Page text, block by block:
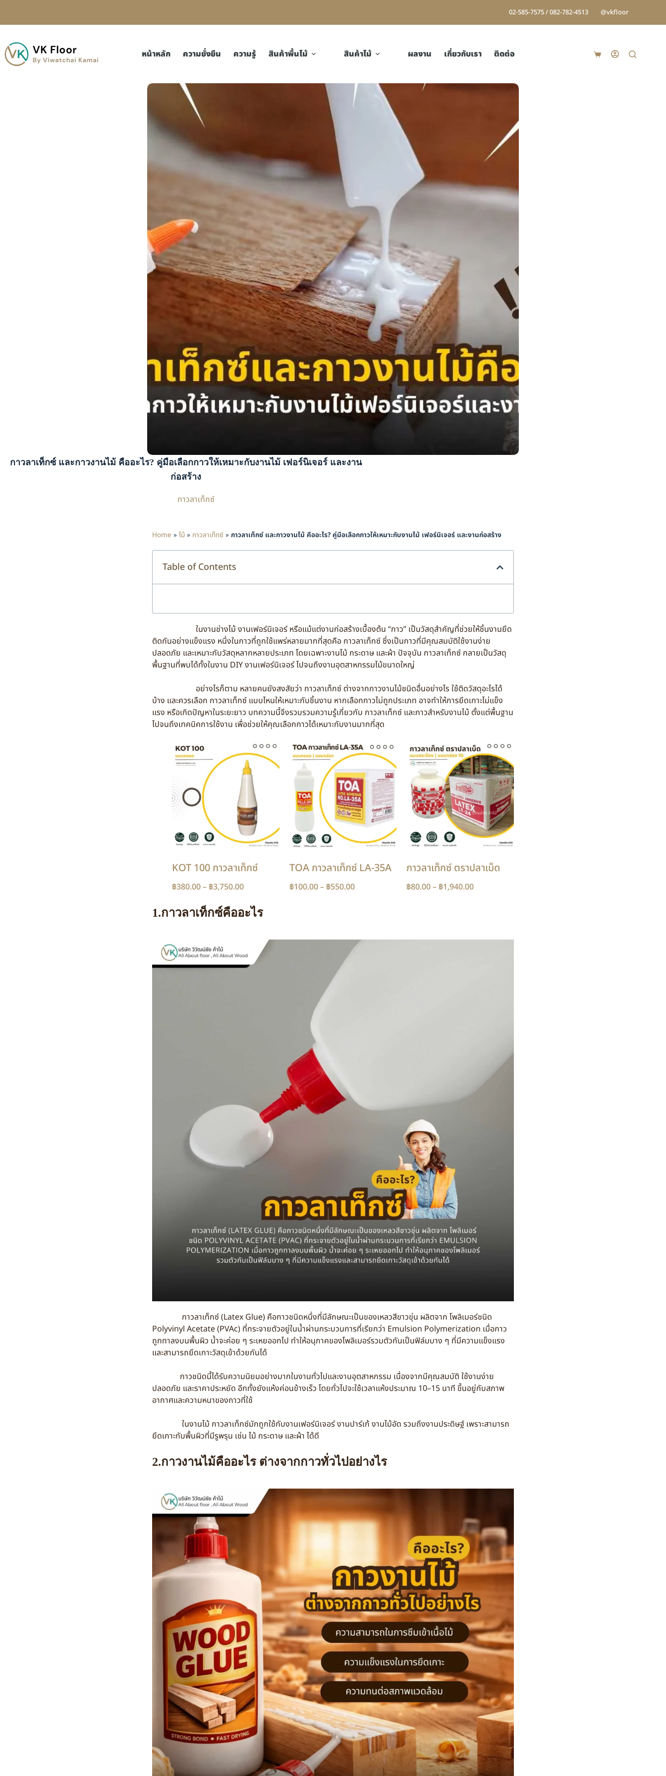
02-585-7575 / 082-782-4513 @vkfloor
หน้าหลัก ความยั่งยืน ความรู้ สินค้าพื้นไม้ สินค้าไม้ ผลงาน เกี่ยวกับเรา ติดต่อ
กาวลาเท็กซ์ และกาวงานไม้ คืออะไร? คู่มือเลือกกาวให้เหมาะกับงานไม้ เฟอร์นิเจอร์ และงาน
ก่อสร้าง
กาวลาเท็กซ์
Home » ไม้ » กาวลาเท็กซ์ » กาวลาเท็กซ์ และกาวงานไม้ คืออะไร? คู่มือเลือกกาวให้เหมาะกับงานไม้ เฟอร์นิเจอร์ และงานก่อสร้าง
Table of Contents
ในงานช่างไม้ งานเฟอร์นิเจอร์ หรือแม้แต่งานก่อสร้างเบื้องต้น “กาว” เป็นวัสดุสำคัญที่ช่วยให้ชิ้นงานยึด
ติดกันอย่างแข็งแรง หนึ่งในกาวที่ถูกใช้แพร่หลายมากที่สุดคือ กาวลาเท็กซ์ ซึ่งเป็นกาวที่มีคุณสมบัติใช้งานง่าย
ปลอดภัย และเหมาะกับวัสดุหลากหลายประเภท โดยเฉพาะงานไม้ กระดาษ และผ้า ปัจจุบัน กาวลาเท็กซ์ กลายเป็นวัสดุ
พื้นฐานที่พบได้ทั้งในงาน DIY งานเฟอร์นิเจอร์ ไปจนถึงงานอุตสาหกรรมไม้ขนาดใหญ่
อย่างไรก็ตาม หลายคนยังสงสัยว่า กาวลาเท็กซ์ ต่างจากกาวงานไม้ชนิดอื่นอย่างไร ใช้ติดวัสดุอะไรได้
บ้าง และควรเลือก กาวลาเท็กซ์ แบบไหนให้เหมาะกับชิ้นงาน หากเลือกกาวไม่ถูกประเภท อาจทำให้การยึดเกาะไม่แข็ง
แรง หรือเกิดปัญหาในระยะยาว บทความนี้จึงรวบรวมความรู้เกี่ยวกับ กาวลาเท็กซ์ และกาวสำหรับงานไม้ ตั้งแต่พื้นฐาน
ไปจนถึงเทคนิคการใช้งาน เพื่อช่วยให้คุณเลือกกาวได้เหมาะกับงานมากที่สุด
KOT 100 กาวลาเท็กซ์
฿380.00– ฿3,750.00
TOA กาวลาเท็กซ์ LA-35A
฿100.00– ฿550.00
กาวลาเท็กซ์ ตราปลาเบ็ด
฿80.00– ฿1,940.00
1.กาวลาเท็กซ์คืออะไร
กาวลาเท็กซ์ (Latex Glue) คือกาวชนิดหนึ่งที่มีลักษณะเป็นของเหลวสีขาวขุ่น ผลิตจาก โพลิเมอร์ชนิด
Polyvinyl Acetate (PVAc) ที่กระจายตัวอยู่ในน้ำผ่านกระบวนการที่เรียกว่า Emulsion Polymerization เมื่อกาว
ถูกทาลงบนพื้นผิว น้ำจะค่อย ๆ ระเหยออกไป ทำให้อนุภาคของโพลิเมอร์รวมตัวกันเป็นฟิล์มบาง ๆ ที่มีความแข็งแรง
และสามารถยึดเกาะวัสดุเข้าด้วยกันได้
กาวชนิดนี้ได้รับความนิยมอย่างมากในงานทั่วไปและงานอุตสาหกรรม เนื่องจากมีคุณสมบัติ ใช้งานง่าย
ปลอดภัย และราคาประหยัด อีกทั้งยังแห้งค่อนข้างเร็ว โดยทั่วไปจะใช้เวลาแห้งประมาณ 10–15 นาที ขึ้นอยู่กับสภาพ
อากาศและความหนาของกาวที่ใช้
ในงานไม้ กาวลาเท็กซ์มักถูกใช้กับงานเฟอร์นิเจอร์ งานปาร์เก้ งานไม้อัด รวมถึงงานประดิษฐ์ เพราะสามารถ
ยึดเกาะกับพื้นผิวที่มีรูพรุน เช่น ไม้ กระดาษ และผ้า ได้ดี
2.กาวงานไม้คืออะไร ต่างจากกาวทั่วไปอย่างไร